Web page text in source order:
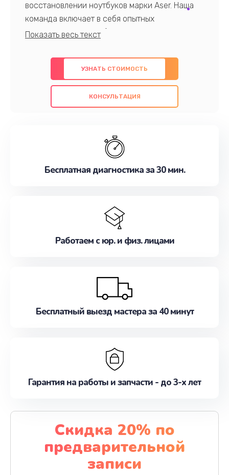
восстановлении ноутбуков марки Aser. Наша
команда включает в себя опытных
профессионалов с обширными знаниями и
предлагаем быстрый и качественный ремонт с
использованием оригинальных компонентов, а
также гарантируем качество всех
проведенных работ. Наша цель - предоставить
наилучшим образом. Не медлите записаться на
УЗНАТЬ СТОИМОСТЬ
КОНСУЛЬТАЦИЯ
Бесплатная диагностика за 30 мин.
Работаем с юр. и физ. лицами
Бесплатный выезд мастера за 40 минут
Гарантия на работы и запчасти - до 3-х лет
Скидка 20% по
предварительной
записи